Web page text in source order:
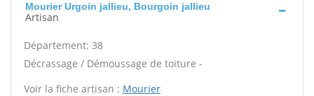
Mourier Urgoin jallieu, Bourgoin jallieu
Artisan
Département: 38
Décrassage / Démoussage de toiture -
Voir la fiche artisan : Mourier